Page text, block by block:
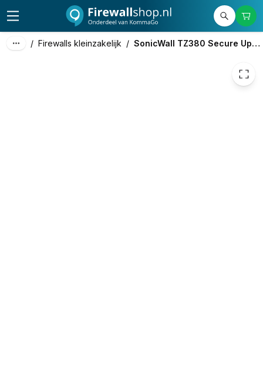
/ Firewalls kleinzakelijk / SonicWall TZ380 Secure Upgrade Plus
1.338,00 excl. btw
1.618,98 incl. btw